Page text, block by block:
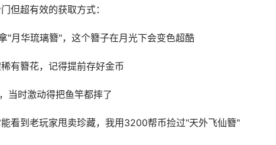
但超有效的获取方式：
"月华琉璃簪"，这个簪子在月光下会变色超酷
有簪花，记得提前存好金币
当时激动得把鱼竿都摔了
看到老玩家甩卖珍藏，我用3200帮币捡过"天外飞仙簪"